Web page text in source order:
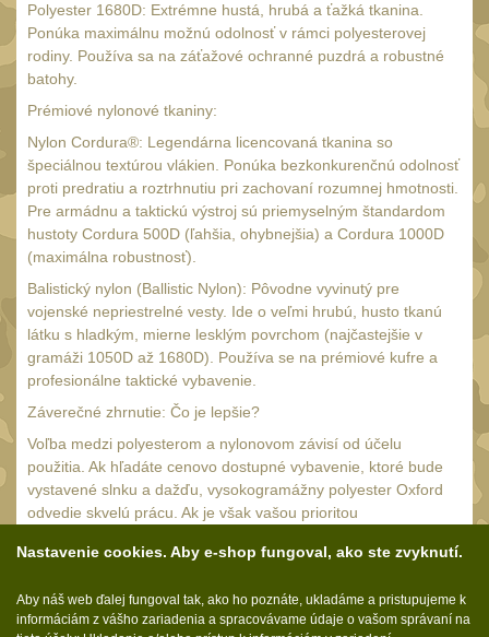
Sightmark 19
Vector Optics
ČIŠTĚNÍ A ÚDRŽBA
Čištění 38
AR15 14
AK4710
.22
.223 (5.56mm)9
.243 .260 (6.5mm)
.270 .280 (7mm)8
.30 .308 (7.62mm) 10
12GA, 20GA
.40 .4110
.44 .45
19118
Polyester 1680D: Extrémne hustá, hrubá a ťažká tkanina.
Ponúka maximálnu možnú odolnosť v rámci polyesterovej
rodiny. Používa sa na záťažové ochranné puzdrá a robustné
batohy.
Prémiové nylonové tkaniny:
Nylon Cordura®: Legendárna licencovaná tkanina so
špeciálnou textúrou vlákien. Ponúka bezkonkurenčnú odolnosť
proti predratiu a roztrhnutiu pri zachovaní rozumnej hmotnosti.
Pre armádnu a taktickú výstroj sú priemyselným štandardom
hustoty Cordura 500D (ľahšia, ohybnejšia) a Cordura 1000D
(maximálna robustnosť).
Balistický nylon (Ballistic Nylon): Pôvodne vyvinutý pre
vojenské nepriestrelné vesty. Ide o veľmi hrubú, husto tkanú
látku s hladkým, mierne lesklým povrchom (najčastejšie v
gramáži 1050D až 1680D). Používa se na prémiové kufre a
profesionálne taktické vybavenie.
Záverečné zhrnutie: Čo je lepšie?
Voľba medzi polyesterom a nylonovom závisí od účelu
použitia. Ak hľadáte cenovo dostupné vybavenie, ktoré bude
vystavené slnku a dažďu, vysokogramážny polyester Oxford
odvedie skvelú prácu. Ak je však vašou prioritou
spoľahlivosť v bojových alebo expedičných podmienkach,
1000D a vyššou.
Nastavenie cookies. Aby e-shop fungoval, ako ste zvyknutí.
Aby náš web ďalej fungoval tak, ako ho poznáte, ukladáme a pristupujeme k
informáciám z vášho zariadenia a spracovávame údaje o vašom správaní na